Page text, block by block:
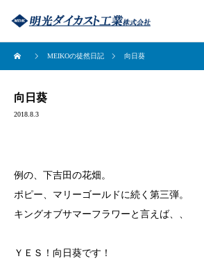
MEIKOの徒然日記 向日葵
向日葵
2018.8.3
例の、下吉田の花畑。
ポピー、マリーゴールドに続く第三弾。
キングオブサマーフラワーと言えば、、
ＹＥＳ！向日葵です！